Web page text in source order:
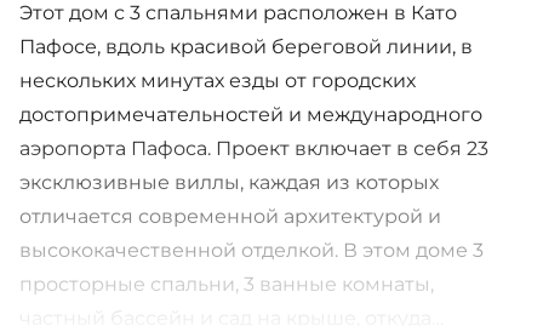
Этот дом с 3 спальнями расположен в Като
Пафосе, вдоль красивой береговой линии, в
нескольких минутах езды от городских
достопримечательностей и международного
аэропорта Пафоса. Проект включает в себя 23
эксклюзивные виллы, каждая из которых
отличается современной архитектурой и
высококачественной отделкой. В этом доме 3
просторные спальни, 3 ванные комнаты,
частный бассейн и сад на крыше, откуда